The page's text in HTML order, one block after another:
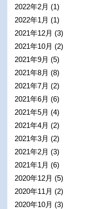
2022年2月 (1)
2022年1月 (1)
2021年12月 (3)
2021年10月 (2)
2021年9月 (5)
2021年8月 (8)
2021年7月 (2)
2021年6月 (6)
2021年5月 (4)
2021年4月 (2)
2021年3月 (2)
2021年2月 (3)
2021年1月 (6)
2020年12月 (5)
2020年11月 (2)
2020年10月 (3)